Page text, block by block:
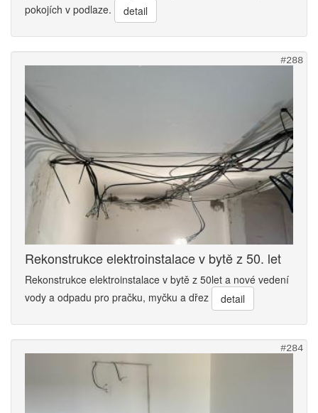
pokojích v podlaze.
detail
#288
Rekonstrukce elektroinstalace v bytě z 50. let
Rekonstrukce elektroinstalace v bytě z 50let a nové vedení
vody a odpadu pro pračku, myčku a dřez
detail
#284